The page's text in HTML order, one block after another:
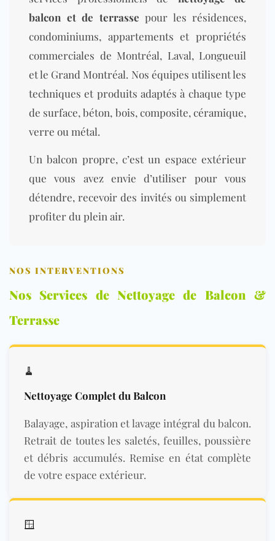
balcon et de terrasse pour les résidences,
condominiums, appartements et propriétés
commerciales de Montréal, Laval, Longueuil
et le Grand Montréal. Nos équipes utilisent les
techniques et produits adaptés à chaque type
de surface, béton, bois, composite, céramique,
verre ou métal.
Un balcon propre, c’est un espace extérieur
que vous avez envie d’utiliser pour vous
détendre, recevoir des invités ou simplement
profiter du plein air.
NOS INTERVENTIONS
Nos Services de Nettoyage de Balcon &
Terrasse
🧹
Nettoyage Complet du Balcon
Balayage, aspiration et lavage intégral du balcon.
Retrait de toutes les saletés, feuilles, poussière
et débris accumulés. Remise en état complète
de votre espace extérieur.
🪟